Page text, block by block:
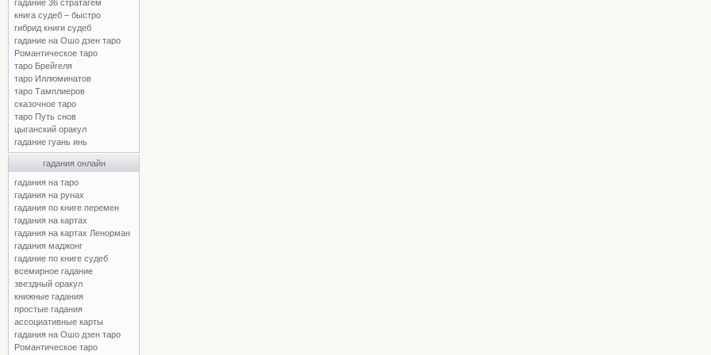
гадание 36 стратагем
книга судеб – быстро
гибрид книги судеб
гадание на Ошо дзен таро
Романтическое таро
таро Брейгеля
таро Иллюминатов
таро Тамплиеров
сказочное таро
таро Путь снов
цыганский оракул
гадание гуань инь
гадания онлайн
гадания на таро
гадания на рунах
гадания по книге перемен
гадания на картах
гадания на картах Ленорман
гадания маджонг
гадание по книге судеб
всемирное гадание
звездный оракул
книжные гадания
простые гадания
ассоциативные карты
гадания на Ошо дзен таро
Романтическое таро